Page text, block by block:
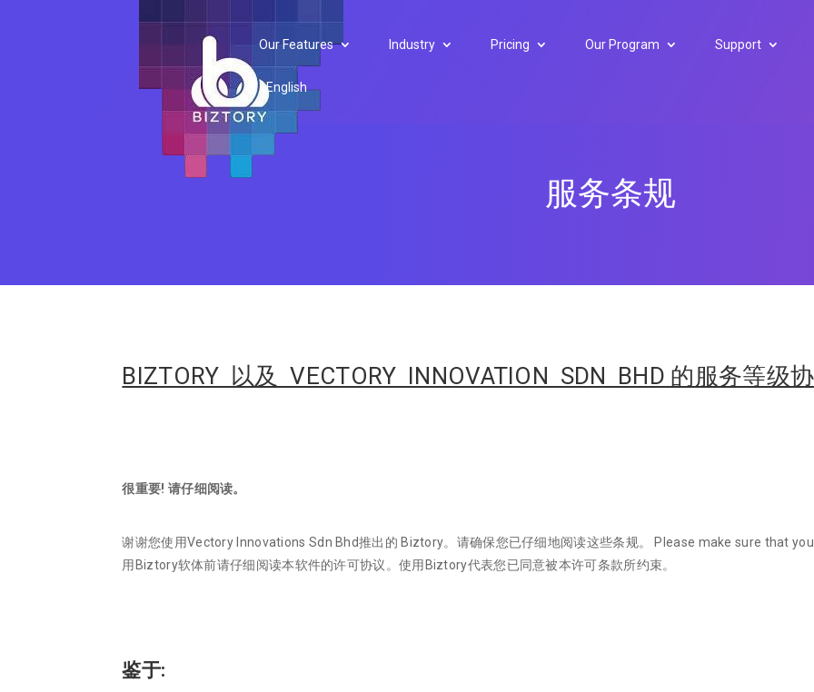
Our Features Industry Pricing Our Program Support
English
服务条规
BIZTORY 以及 VECTORY INNOVATION SDN BHD 的服务等级
很重要! 请仔细阅读。
谢谢您使用Vectory Innovations Sdn Bhd推出的 Biztory。请确保您已仔细地阅读这些条规。 Please make sure that
用Biztory软体前请仔细阅读本软件的许可协议。使用Biztory代表您已同意被本许可条款所约束。
鉴于: